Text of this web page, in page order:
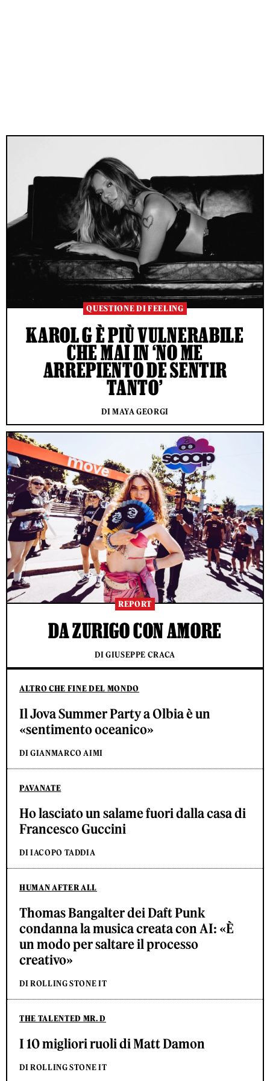
ALTRO CHE FINE DEL MONDO
Il Jova Summer Party a Olbia è un
«sentimento oceanico»
DI GIANMARCO AIMI
PAVANATE
Ho lasciato un salame fuori dalla casa di
Francesco Guccini
DI IACOPO TADDIA
HUMAN AFTER ALL
Thomas Bangalter dei Daft Punk
condanna la musica creata con AI: «È
un modo per saltare il processo
creativo»
DI ROLLING STONE IT
THE TALENTED MR. D
I 10 migliori ruoli di Matt Damon
DI ROLLING STONE IT
QUESTIONE DI FEELING
KAROL G È PIÙ VULNERABILE
CHE MAI IN ‘NO ME
ARREPIENTO DE SENTIR
TANTO’
DI MAYA GEORGI
REPORT
DA ZURIGO CON AMORE
DI GIUSEPPE CRACA